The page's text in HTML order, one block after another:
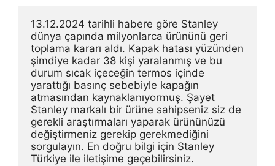
13.12.2024 tarihli habere göre Stanley
dünya çapında milyonlarca ürününü geri
toplama kararı aldı. Kapak hatası yüzünden
şimdiye kadar 38 kişi yaralanmış ve bu
durum sıcak içeceğin termos içinde
yarattığı basınç sebebiyle kapağın
atmasından kaynaklanıyormuş. Şayet
Stanley markalı bir ürüne sahipseniz siz de
gerekli araştırmaları yaparak ürününüzü
değiştirmeniz gerekip gerekmediğini
sorgulayın. En doğru bilgi için Stanley
Türkiye ile iletişime geçebilirsiniz.